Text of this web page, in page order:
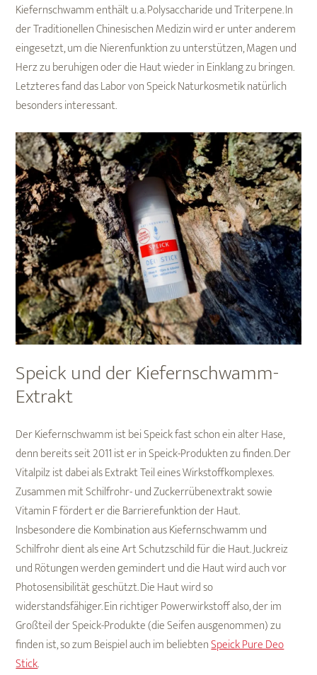
Kiefernschwamm enthält u. a. Polysaccharide und Triterpene. In
der Traditionellen Chinesischen Medizin wird er unter anderem
eingesetzt, um die Nierenfunktion zu unterstützen, Magen und
Herz zu beruhigen oder die Haut wieder in Einklang zu bringen.
Letzteres fand das Labor von Speick Naturkosmetik natürlich
besonders interessant.
Speick und der Kiefernschwamm-
Extrakt
Der Kiefernschwamm ist bei Speick fast schon ein alter Hase,
denn bereits seit 2011 ist er in Speick-Produkten zu finden. Der
Vitalpilz ist dabei als Extrakt Teil eines Wirkstoffkomplexes.
Zusammen mit Schilfrohr- und Zuckerrübenextrakt sowie
Vitamin F fördert er die Barrierefunktion der Haut.
Insbesondere die Kombination aus Kiefernschwamm und
Schilfrohr dient als eine Art Schutzschild für die Haut. Juckreiz
und Rötungen werden gemindert und die Haut wird auch vor
Photosensibilität geschützt. Die Haut wird so
widerstandsfähiger. Ein richtiger Powerwirkstoff also, der im
Großteil der Speick-Produkte (die Seifen ausgenommen) zu
finden ist, so zum Beispiel auch im beliebtenSpeick Pure Deo
Stick.